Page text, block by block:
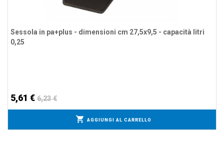
Sessola in pa+plus - dimensioni cm 27,5x9,5 - capacità litri
0,25
5,61 € 6,23 €
AGGIUNGI AL CARRELLO